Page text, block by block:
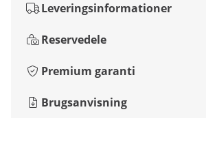
Leveringsinformationer
Reservedele
Premium garanti
Brugsanvisning